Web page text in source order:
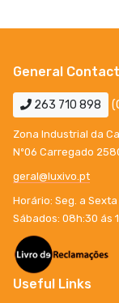
General
263 710 898
Zona Industrial da
Nº06 Carregado
geral@luxivo.pt
Horário: Seg. a
Sábados: 08h:30 ás
Useful Links